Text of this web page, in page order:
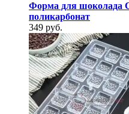
Форма для шоколада
поликарбонат
349 руб.